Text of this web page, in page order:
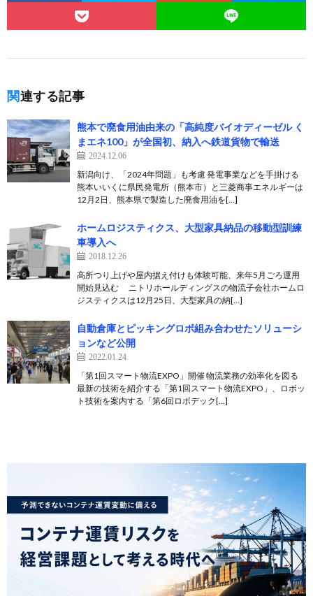
関連する記事
熊本で廃食用油由来の「高純度バイオディーゼル く
まエネ100」が全国初、納入へ鉄道貨物で輸送
2024.12.06
新潟向け、「2024年問題」も考慮 発電事業などを手掛ける
熊本いいくに県民発電所（熊本市）と三菱商事エネルギーは
12月2日、熊本県で製造した廃食用油を[…]
ホームロジスティクス、大型家具納品の移動型訓練
車導入へ
2018.12.26
高所つり上げや屋内据え付けも体験可能、来年5月ごろ運用
開始見込む ニトリホールディングスの物流子会社ホームロ
ジスティクスは12月25日、大型家具の納[…]
自動倉庫とピッキングロボ組み合わせたソリューシ
ョンなど公開
2022.01.24
「第1回スマート物流EXPO」開催 物流業務の効率化を図る
最新の技術を紹介する「第1回スマート物流EXPO」、ロボッ
ト技術を案内する「第6回ロボデック[…]